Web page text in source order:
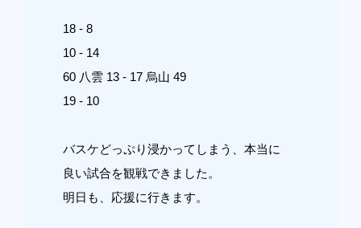
18 - 8
10 - 14
60 八雲 13 - 17 烏山 49
19 - 10
バスケどっぷり浸かってしまう、本当に
良い試合を観戦できました。
明日も、応援に行きます。